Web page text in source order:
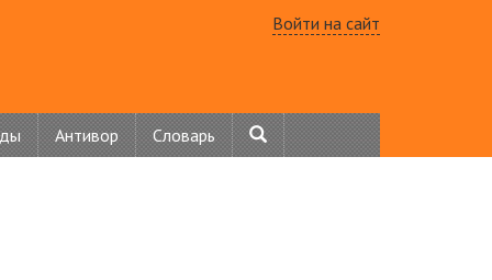
Войти на сайт
Антивор Словарь